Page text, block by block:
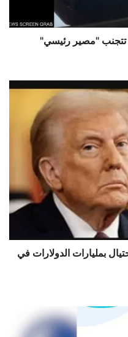
تتجنب "مصير رئيسي"
بمليارات الدولارات في